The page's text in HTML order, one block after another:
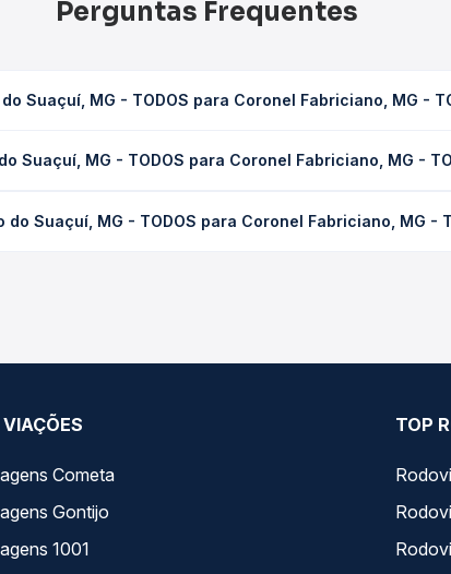
Perguntas Frequentes
Suaçuí, MG - TODOS para Coronel Fabriciano, MG -
tráfego. Na Quero Passagem você consulta os horários
Suaçuí, MG - TODOS para Coronel Fabriciano, MG -
compra. Na Quero Passagem você compara os preços
Suaçuí, MG - TODOS para Coronel Fabriciano, MG -
Cometa
Gontijo
1001
TOP